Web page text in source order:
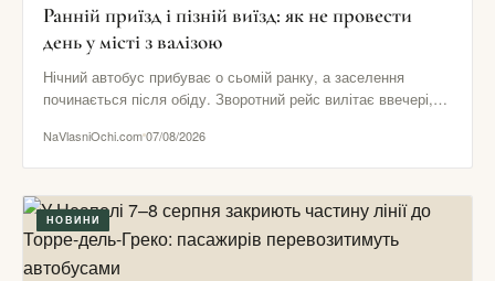
Ранній приїзд і пізній виїзд: як не провести
день у місті з валізою
Нічний автобус прибуває о сьомій ранку, а заселення
починається після обіду. Зворотний рейс вилітає ввечері,
NaVlasniOchi.com07/08/2026
НОВИНИ